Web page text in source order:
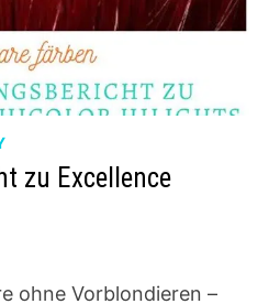
zu Excellence
ohne Vorblondieren –